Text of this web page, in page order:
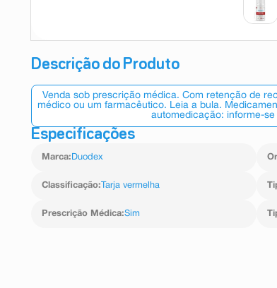
Descrição do Produto
Venda sob prescrição médica. Com retenção de
médico ou um farmacêutico. Leia a bula.
automedicação: informe-
Especificações
Marca: Duodex
Classificação: Tarja vermelha
Prescrição Médica:Sim